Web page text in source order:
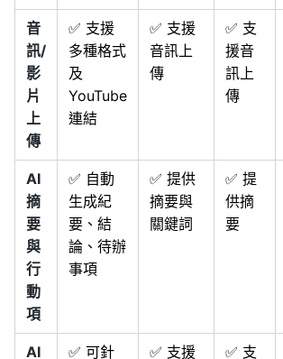
音
訊/
影
片
上
傳
✅ 支援
多種格式
及
YouTube
連結
✅ 支援
音訊上
傳
✅ 支
援音
訊上
傳
AI
摘
要
與
行
動
項
✅ 自動
生成紀
要、結
論、待辦
事項
✅ 提供
摘要與
關鍵詞
✅ 提
供摘
要
AI
✅ 可針
✅ 支援
✅ 支